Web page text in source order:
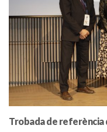
Trobada de referència